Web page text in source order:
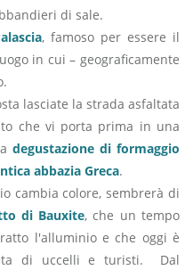
di sale.
, famoso per essere il
in cui – geograficamente
lasciate la strada asfaltata
che vi porta prima in una
degustazione di formaggio
abbazia Greca.
cambia colore, sembrerà di
di Bauxite, che un tempo
l'alluminio e che oggi è
di uccelli e turisti. Dal